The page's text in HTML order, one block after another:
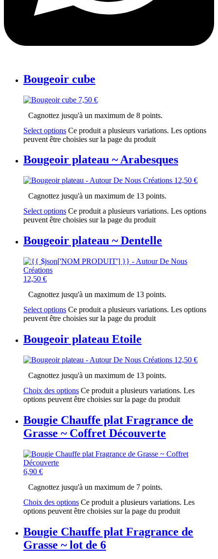
Bougeoir cube
7,50 €
Cagnottez jusqu'à un maximum de 8 points.
Select options Ce produit a plusieurs variations. Les options
peuvent être choisies sur la page du produit
Bougeoir plateau ~ Arabesques
12,50 €
Cagnottez jusqu'à un maximum de 13 points.
Select options Ce produit a plusieurs variations. Les options
peuvent être choisies sur la page du produit
Bougeoir plateau ~ Dentelle
12,50 €
Cagnottez jusqu'à un maximum de 13 points.
Select options Ce produit a plusieurs variations. Les options
peuvent être choisies sur la page du produit
Bougeoir plateau Etoile
12,50 €
Cagnottez jusqu'à un maximum de 13 points.
Choix des options Ce produit a plusieurs variations. Les
options peuvent être choisies sur la page du produit
Bougie Chauffe plat Fragrance de
Grasse ~ Coffret Découverte
6,90 €
Cagnottez jusqu'à un maximum de 7 points.
Choix des options Ce produit a plusieurs variations. Les
options peuvent être choisies sur la page du produit
Bougie Chauffe plat Fragrance de
Grasse ~ lot de 6